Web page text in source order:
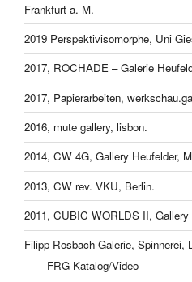
Frankfurt a. M.
2019 Perspektivisomorphe, Uni
2017, ROCHADE – Galerie
2017, Papierarbeiten,
2016, mute gallery, lisbon.
2014, CW 4G, Gallery Heufelder,
2013, CW rev. VKU, Berlin.
2011, CUBIC WORLDS II, Gallery
Filipp Rosbach Galerie, Spinnerei,
-FRG Katalog/Video